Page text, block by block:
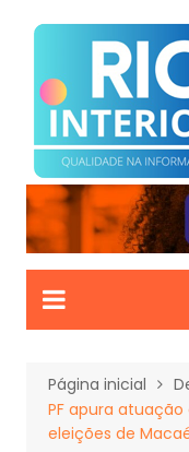
para
conteúdo
Página inicial
PF apura
eleições de